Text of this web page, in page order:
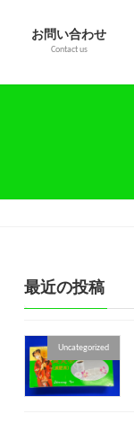
お問い合わせ
Contact us
最近の投稿
Uncategorized